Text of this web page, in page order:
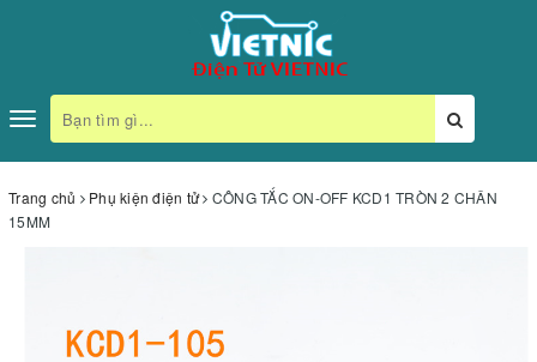
Toggle
navigation
Trang chủ Phụ kiện điện tử
CÔNG TẮC ON-OFF KCD1 TRÒN 2 CHÂN
15MM